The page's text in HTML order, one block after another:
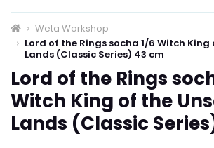
Weta Workshop
Lord of the Rings socha 1/6 Witch King
Lands (Classic Series) 43 cm
Lord of the Rings
Witch King of the
Lands (Classic